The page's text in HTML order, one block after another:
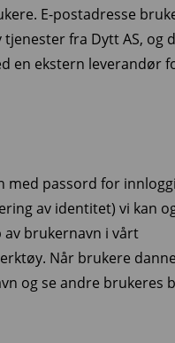
E-postadresse
fra Dytt AS, og
en ekstern leverandør
med passord for
av identitet) vi kan
av brukernavn i vårt
Når brukere
og se andre brukeres